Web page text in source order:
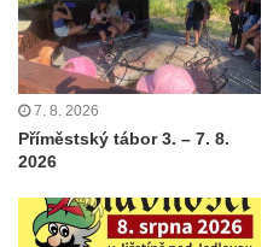
7. 8. 2026
Příměstský tábor 3. – 7. 8.
2026